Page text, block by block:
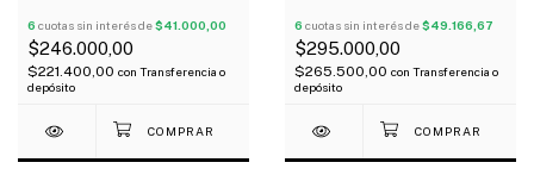
6 cuotas sin interés de$41.000,00
$246.000,00
$221.400,00 con Transferencia o
depósito
Maple
6 cuotas sin interés de$49.166,67
$295.000,00
$265.500,00 con Transferencia o
depósito